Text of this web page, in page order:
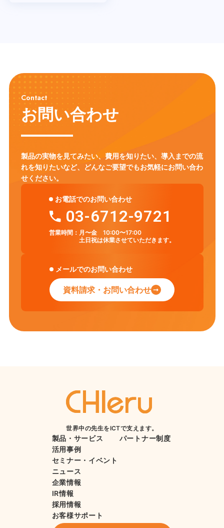
Contact
お問い合わせ
製品の実物を見てみたい、費用を知りたい、導入までの流
れを知りたいなど、
どんなご要望でもお気軽にお問い合わ
せください。
お電話でのお問い合わせ
03-6712-9721
営業時間： 月〜金 10:00〜17:00
土日祝は休業させていただきます。
メールでのお問い合わせ
資料請求・お問い合わせ
世界中の先生をICTで支えます。
製品・サービス
活用事例
セミナー・イベント
ニュース
企業情報
IR情報
採用情報
お客様サポート
パートナー制度